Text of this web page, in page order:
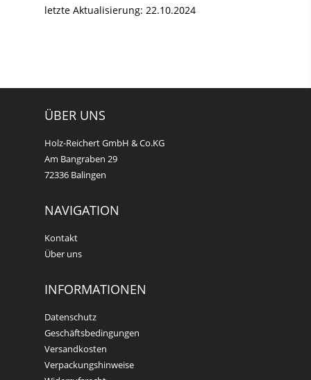
letzte Aktualisierung: 22.10.2024
ÜBER UNS
Holz-Reichert GmbH & Co.KG
Am Bangraben 29
72336 Balingen
NAVIGATION
Kontakt
Über uns
INFORMATIONEN
Datenschutz
Geschäftsbedingungen
Versandkosten
Verpackungshinweise